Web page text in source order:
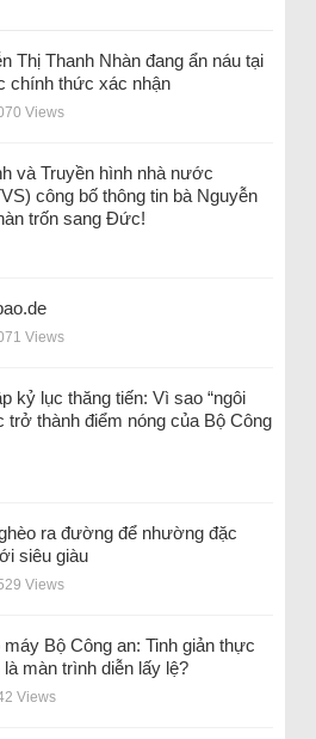
Thị Thanh Nhàn đang ẩn náu tại
chính thức xác nhận
Views
và Truyền hình nhà nước
công bố thông tin bà Nguyễn
trốn sang Đức!
Views
kỷ lục thăng tiến: Vì sao “ngôi
trở thành điểm nóng của Bộ Công
ra đường để nhường đặc
siêu giàu
Views
Bộ Công an: Tinh giản thực
màn trình diễn lấy lệ?
Views